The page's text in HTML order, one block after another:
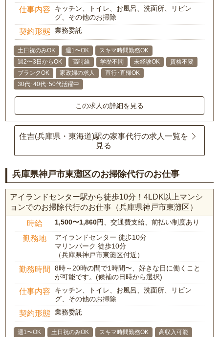
仕事内容
キッチン、トイレ、お風呂、洗面所、リビン
グ、その他のお掃除
契約形態 業務委託
土日祝のみOK 週1〜OK
スキマ時間勤務OK
週2〜3日からOK
高時給 学歴不問 未経験OK
資格不要
ブランクOK
家政婦の求人
直行･直帰OK
30代･40代･50代活躍中
この求人の詳細を見る
住吉(兵庫県・東海道)駅の家事代行の求人一覧を
見る
兵庫県神戸市東灘区のお掃除代行のお仕事
アイランドセンター駅から徒歩10分！4LDK以上マンシ
ョンでのお掃除代行のお仕事（兵庫県神戸市東灘区）
時給 1,500〜1,860円 、交通費支給、前払い制度あり
勤務地
アイランドセンター 徒歩10分
マリンパーク 徒歩10分
（兵庫県神戸市東灘区付近）
勤務時間
8時～20時の間で1時間〜、好きな日に働くこと
が可能です。(候補の日時から選択)
仕事内容
キッチン、トイレ、お風呂、洗面所、リビン
グ、その他のお掃除
契約形態 業務委託
週1〜OK 土日祝のみOK スキマ時間勤務OK
高収入可能